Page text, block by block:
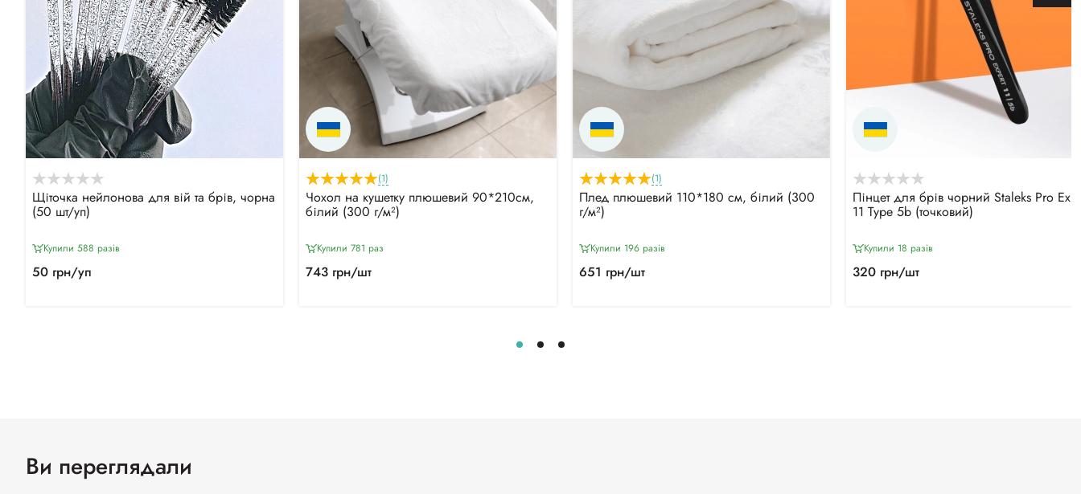
Щіточка нейлонова для вій та брів, чорна
(50 шт/уп)
Купили 588 разiв
50 грн/уп
(1)
Чохол на кушетку плюшевий 90*210см,
білий (300 г/м²)
Купили 781 раз
743 грн/шт
(1)
Плед плюшевий 110*180 см, білий (300
г/м²)
Купили 196 разiв
651 грн/шт
Пінцет для брів чорний Staleks Pro
11 Type 5b (точковий)
Купили 18 разiв
320 грн/шт
Ви переглядали